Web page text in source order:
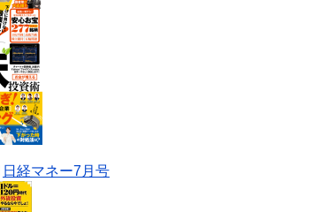
日経マネー7月号